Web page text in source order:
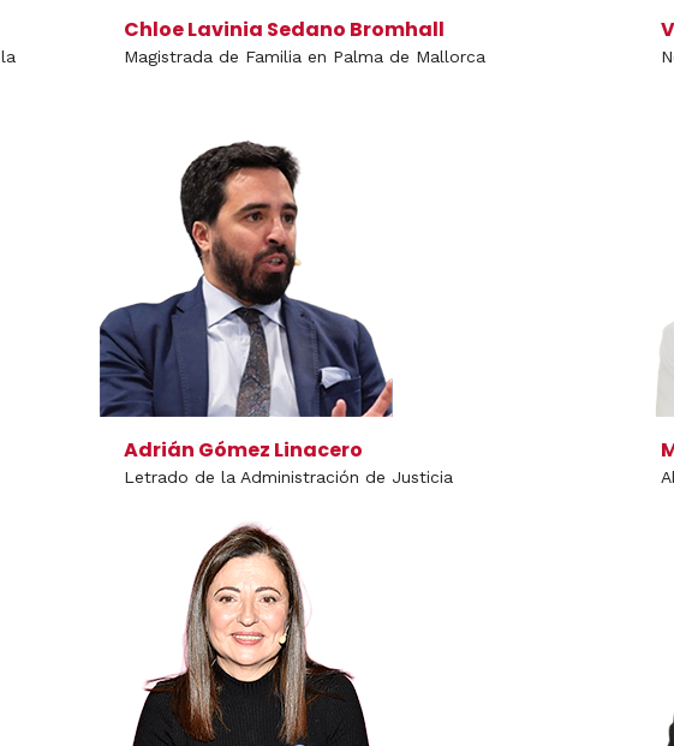
Chloe Lavinia Sedano Bromhall
Magistrada de Familia en Palma de Mallorca
Adrián Gómez Linacero
Letrado de la Administración de Justicia